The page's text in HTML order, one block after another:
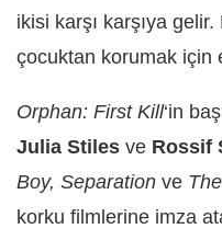
ikisi karşı karşıya
çocuktan korumak için
Orphan: First Kill‘in
Julia Stiles ve Rossif
Boy, Separation ve
korku filmlerine imza